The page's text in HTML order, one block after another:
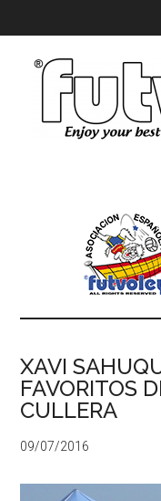
XAVI
FAVORITOS
CULLERA
09/07/2016